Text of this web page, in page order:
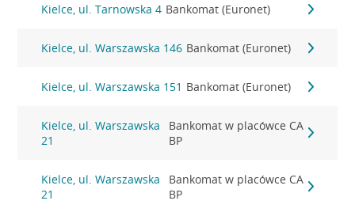
Kielce, ul. Tarnowska 4 Bankomat (Euronet)
Kielce, ul. Warszawska 146 Bankomat (Euronet)
Kielce, ul. Warszawska 151 Bankomat (Euronet)
Kielce, ul. Warszawska
21
Bankomat w placówce CA
BP
Kielce, ul. Warszawska
21
Bankomat w placówce CA
BP